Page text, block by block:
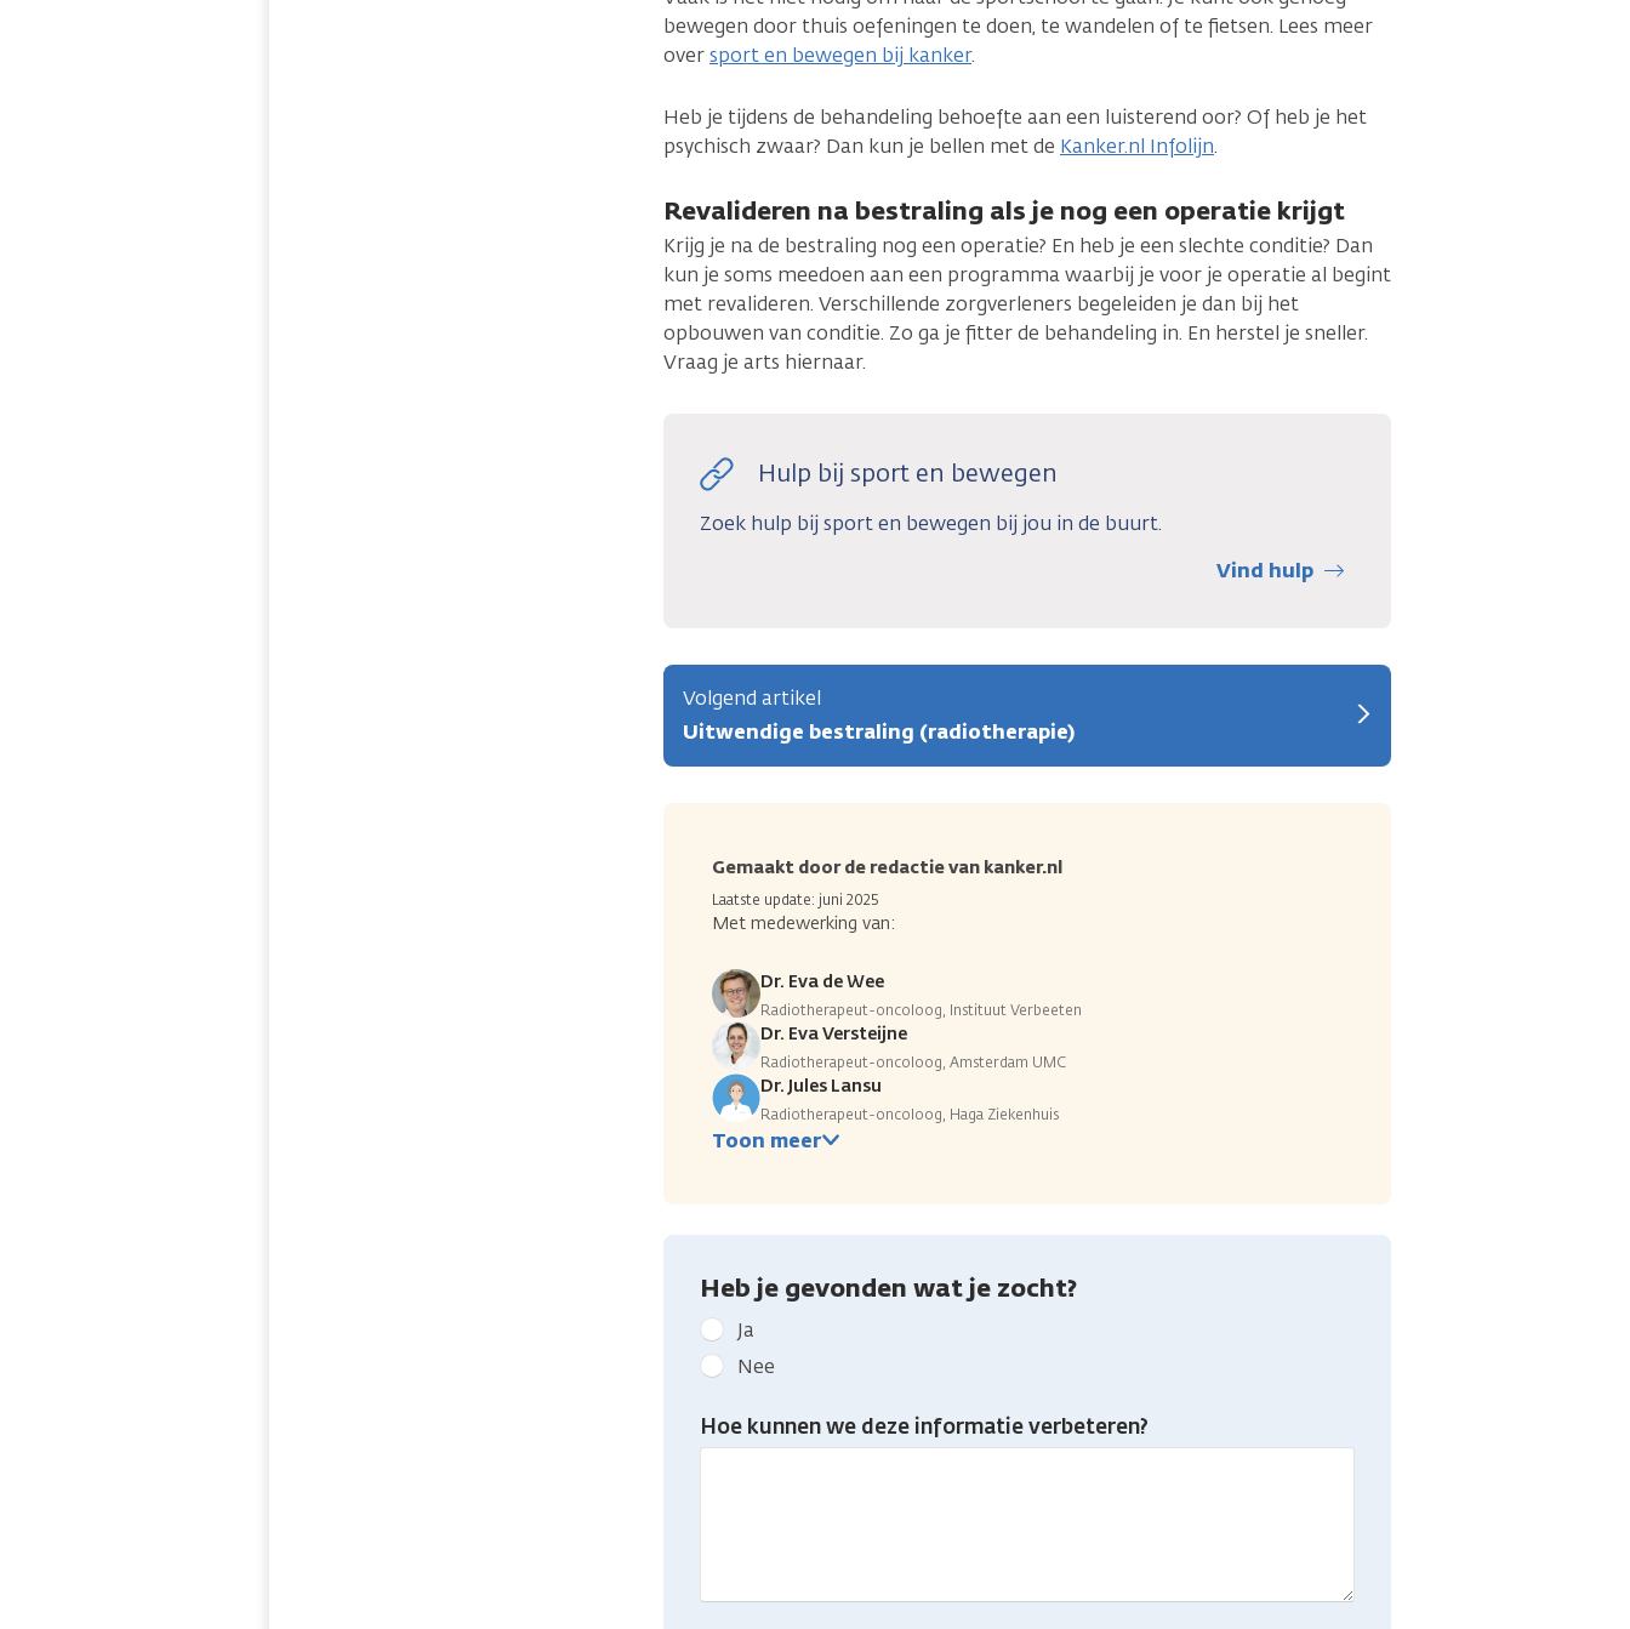
bewegen door thuis oefeningen te doen, te wandelen of te fietsen. Lees meer
oversport en bewegen bij kanker.
Heb je tijdens de behandeling behoefte aan een luisterend oor? Of heb je het
psychisch zwaar? Dan kun je bellen met de Kanker.nl Infolijn.
Revalideren na bestraling als je nog een operatie krijgt
Krijg je na de bestraling nog een operatie? En heb je een slechte conditie? Dan
kun je soms meedoen aan een programma waarbij je voor je operatie al begint
met revalideren. Verschillende zorgverleners begeleiden je dan bij het
opbouwen van conditie. Zo ga je fitter de behandeling in. En herstel je sneller.
Vraag je arts hiernaar.
Hulp bij sport en bewegen
Zoek hulp bij sport en bewegen bij jou in de buurt.
Vind hulp
Volgend artikel
Uitwendige bestraling (radiotherapie)
Gemaakt door de redactie van kanker.nl
Laatste update: juni 2025
Met medewerking van:
Dr. Eva de Wee
Radiotherapeut-oncoloog, Instituut Verbeeten
Dr. Eva Versteijne
Radiotherapeut-oncoloog, Amsterdam UMC
Dr. Jules Lansu
Radiotherapeut-oncoloog, Haga Ziekenhuis
Toon meer
Heb je gevonden wat je zocht?
Geef
kanker.nl
feedback:
Heb
je
Ja
Nee
Hoe kunnen we deze informatie verbeteren?